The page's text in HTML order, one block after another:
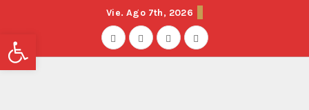
Vie. Ago 7th, 2026
Abrir barra de herramientas